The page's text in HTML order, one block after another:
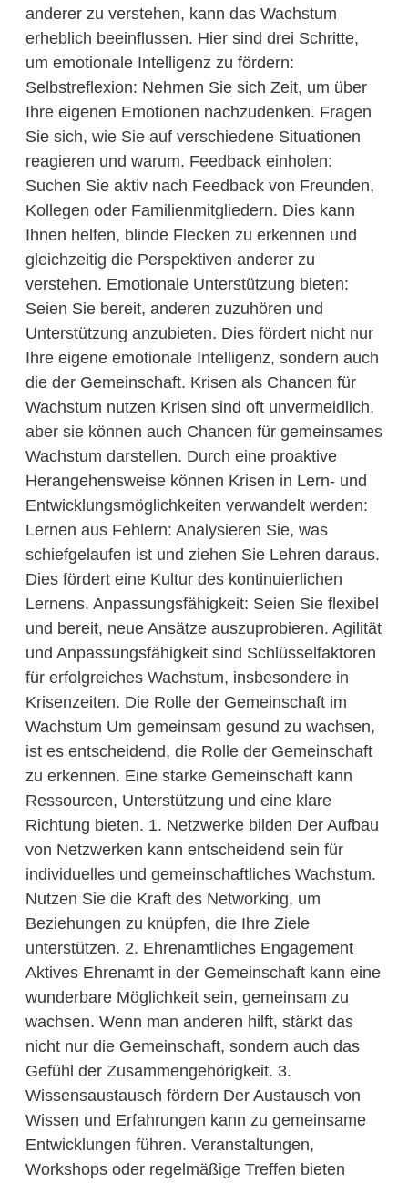
anderer zu verstehen, kann das Wachstum
erheblich beeinflussen. Hier sind drei Schritte,
um emotionale Intelligenz zu fördern:
Selbstreflexion: Nehmen Sie sich Zeit, um über
Ihre eigenen Emotionen nachzudenken. Fragen
Sie sich, wie Sie auf verschiedene Situationen
reagieren und warum. Feedback einholen:
Suchen Sie aktiv nach Feedback von Freunden,
Kollegen oder Familienmitgliedern. Dies kann
Ihnen helfen, blinde Flecken zu erkennen und
gleichzeitig die Perspektiven anderer zu
verstehen. Emotionale Unterstützung bieten:
Seien Sie bereit, anderen zuzuhören und
Unterstützung anzubieten. Dies fördert nicht nur
Ihre eigene emotionale Intelligenz, sondern auch
die der Gemeinschaft. Krisen als Chancen für
Wachstum nutzen Krisen sind oft unvermeidlich,
aber sie können auch Chancen für gemeinsames
Wachstum darstellen. Durch eine proaktive
Herangehensweise können Krisen in Lern- und
Entwicklungsmöglichkeiten verwandelt werden:
Lernen aus Fehlern: Analysieren Sie, was
schiefgelaufen ist und ziehen Sie Lehren daraus.
Dies fördert eine Kultur des kontinuierlichen
Lernens. Anpassungsfähigkeit: Seien Sie flexibel
und bereit, neue Ansätze auszuprobieren. Agilität
und Anpassungsfähigkeit sind Schlüsselfaktoren
für erfolgreiches Wachstum, insbesondere in
Krisenzeiten. Die Rolle der Gemeinschaft im
Wachstum Um gemeinsam gesund zu wachsen,
ist es entscheidend, die Rolle der Gemeinschaft
zu erkennen. Eine starke Gemeinschaft kann
Ressourcen, Unterstützung und eine klare
Richtung bieten. 1. Netzwerke bilden Der Aufbau
von Netzwerken kann entscheidend sein für
individuelles und gemeinschaftliches Wachstum.
Nutzen Sie die Kraft des Networking, um
Beziehungen zu knüpfen, die Ihre Ziele
unterstützen. 2. Ehrenamtliches Engagement
Aktives Ehrenamt in der Gemeinschaft kann eine
wunderbare Möglichkeit sein, gemeinsam zu
wachsen. Wenn man anderen hilft, stärkt das
nicht nur die Gemeinschaft, sondern auch das
Gefühl der Zusammengehörigkeit. 3.
Wissensaustausch fördern Der Austausch von
Wissen und Erfahrungen kann zu gemeinsame
Entwicklungen führen. Veranstaltungen,
Workshops oder regelmäßige Treffen bieten